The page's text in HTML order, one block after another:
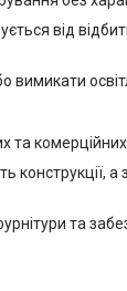
від
вимикати
та
конструкції,
та